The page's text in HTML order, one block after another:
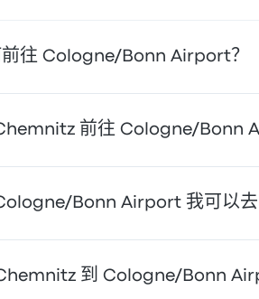
前往 Cologne/Bonn Airport？
坐 巴士 或 火车 直达机场。或者，您
前往 Cologne/Bonn
Bonn Airport 的最快方式是乘坐
Bonn Airport 我可以去
Bonn Airport，您可以前往各种目
到 Cologne/Bonn